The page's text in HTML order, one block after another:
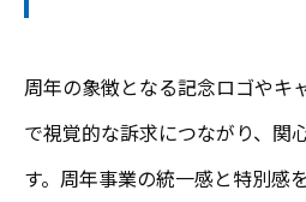
周年の象徴となる記念ロゴやキ
で視覚的な訴求につながり、関
す。周年事業の統一感と特別感